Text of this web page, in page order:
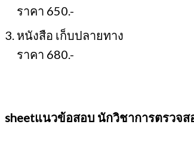
ราคา 650.-
3. หนังสือ เก็บปลายทาง
ราคา 680.-
sheetแนวข้อสอบ นักวิชาการตรว